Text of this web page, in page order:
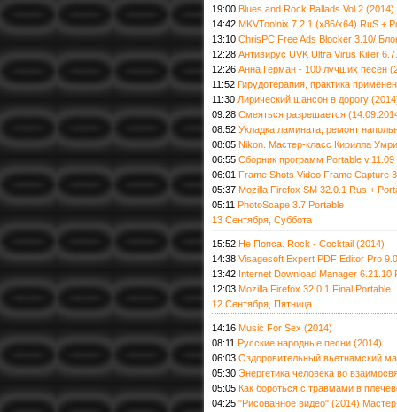
19:00 Blues and Rock Ballads Vol.2 (2014)
14:42 MKVToolnix 7.2.1 (x86/x64) RuS +
13:10 ChrisPC Free Ads Blocker 3.10/
12:28 Антивирус UVK Ultra Virus Killer
12:26 Анна Герман - 100 лучших песен
11:52 Гирудотерапия, практика
11:30 Лирический шансон в дорогу
09:28 Смеяться разрешается
08:52 Укладка ламината, ремонт
08:05 Nikon. Мастер-класс Кирилла
06:55 Сборник программ Portable
06:01 Frame Shots Video Frame Capture
05:37 Mozilla Firefox SM 32.0.1 Rus +
05:11 PhotoScape 3.7 Portable
13 Сентября, Суббота
15:52 Не Попса. Rock - Cocktail (2014)
14:38 Visagesoft Expert PDF Editor Pro
13:42 Internet Download Manager 6.21.10
12:03 Mozilla Firefox 32.0.1 Final Portable
12 Сентября, Пятница
14:16 Music For Sex (2014)
08:11 Русские народные песни (2014)
06:03 Оздоровительный вьетнамский
05:30 Энергетика человека во
05:05 Как бороться с травмами в
04:25 "Рисованное видео" (2014)